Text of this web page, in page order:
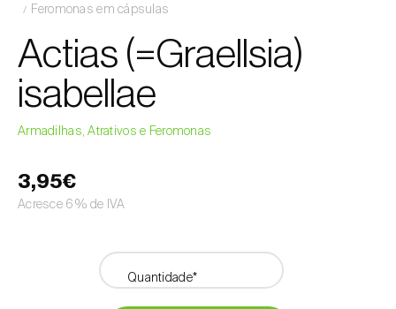
Feromonas em cápsulas
Actias (=Graellsia)
isabellae
Armadilhas, Atrativos e Feromonas
3,95€
Acresce 6% de IVA
Quantidade*